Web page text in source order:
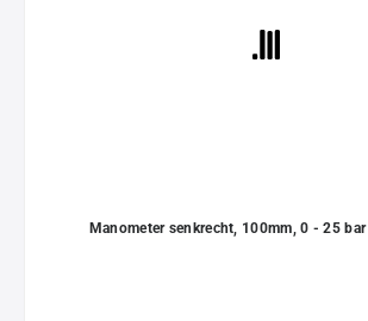
Manometer senkrecht, 100mm, 0 - 25 bar